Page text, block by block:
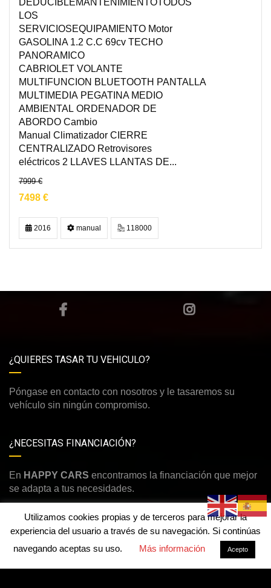
DEDUCIBLEMANTENIMIENTOTODOS
LOS
SERVICIOSEQUIPAMIENTO Motor
GASOLINA 1.2 C.C 69cv TECHO
PANORAMICO
CABRIOLET VOLANTE
MULTIFUNCION BLUETOOTH PANTALLA
MULTIMEDIA PEGATINA MEDIO
AMBIENTAL ORDENADOR DE
ABORDO Cambio
Manual Climatizador CIERRE
CENTRALIZADO Retrovisores
eléctricos 2 LLAVES LLANTAS DE...
7999 €
7498 €
2016 manual 118000
¿QUIERES TASAR TU VEHICULO?
Póngase en contacto con nosotros y le tasaremos su
vehículo sin ningún compromiso.
¿NECESITAS FINANCIACIÓN?
En HAPPY CARS encontramos la financiación que mejor
se adapta a tus necesidades.
©Derechos de autor2026
Aviso legal y política de privacidad-Política de cookies
Utilizamos cookies propias y de terceros para mejorar la
experiencia del usuario a través de su navegación. Si continúas
navegando aceptas su uso.
Más información Acepto